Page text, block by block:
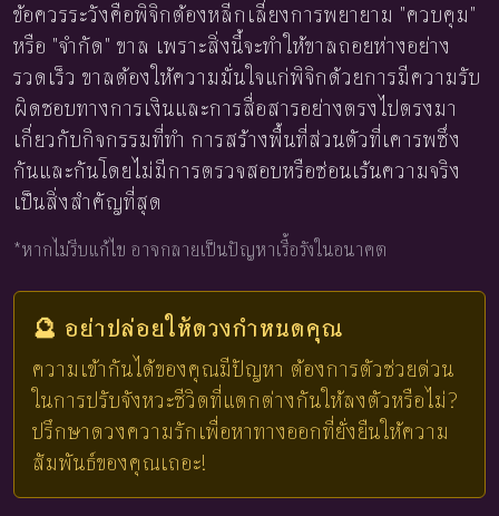
ข้อควรระวังคือพิจิกต้องหลีกเลี่ยงการพยายาม "ควบคุม"
หรือ "จำกัด" ขาล เพราะสิ่งนี้จะทำให้ขาลถอยห่างอย่าง
รวดเร็ว ขาลต้องให้ความมั่นใจแก่พิจิกด้วยการมีความรับ
ผิดชอบทางการเงินและการสื่อสารอย่างตรงไปตรงมา
เกี่ยวกับกิจกรรมที่ทำ การสร้างพื้นที่ส่วนตัวที่เคารพซึ่ง
กันและกันโดยไม่มีการตรวจสอบหรือซ่อนเร้นความจริง
เป็นสิ่งสำคัญที่สุด
*หากไม่รีบแก้ไข อาจกลายเป็นปัญหาเรื้อรังในอนาคต
🔮 อย่าปล่อยให้ดวงกำหนดคุณ
ความเข้ากันได้ของคุณมีปัญหา ต้องการตัวช่วยด่วน
ในการปรับจังหวะชีวิตที่แตกต่างกันให้ลงตัวหรือไม่?
ปรึกษาดวงความรักเพื่อหาทางออกที่ยั่งยืนให้ความ
สัมพันธ์ของคุณเถอะ!